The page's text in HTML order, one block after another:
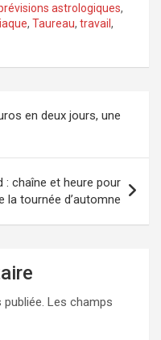
astrologiques,
, Taureau, travail ,
en deux jours, une
: chaîne et heure pour
la tournée d’automne
Les champs